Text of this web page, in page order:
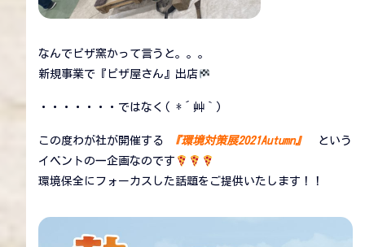
なんでピザ窯かって言うと。。。
新規事業で『ピザ屋さん』出店
・・・・・・・ではなく( *´艸｀)
この度わが社が開催する 『環境対策展2021Autumn』
という
イベントの一企画なのです
環境保全にフォーカスした話題をご提供いたします！！